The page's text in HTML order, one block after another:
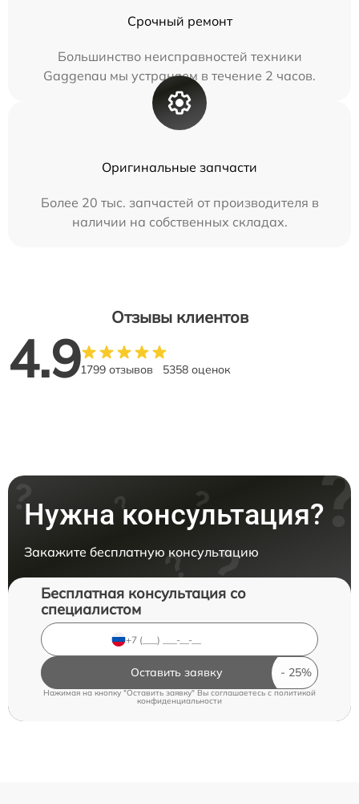
Срочный ремонт
Большинство неисправностей техники
Gaggenau мы устраняем в течение 2 часов.
Оригинальные запчасти
Более 20 тыс. запчастей от производителя в
наличии на собственных складах.
Отзывы клиентов
4.91799 отзывов 5358 оценок
Нужна консультация?
Закажите бесплатную консультацию
Бесплатная консультация со
специалистом
Оставить заявку
Нажимая на кнопку "Оставить заявку" Вы соглашаетесь c политикой
конфиденциальности